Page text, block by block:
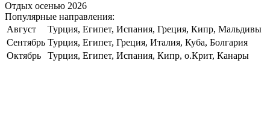
Отдых осенью 2026
Популярные направления:
Август
Турция, Египет, Испания, Греция, Кипр, Мальдивы
Сентябрь Турция, Египет, Греция, Италия, Куба, Болгария
Октябрь
Турция, Египет, Испания, Кипр, о.Крит, Канары